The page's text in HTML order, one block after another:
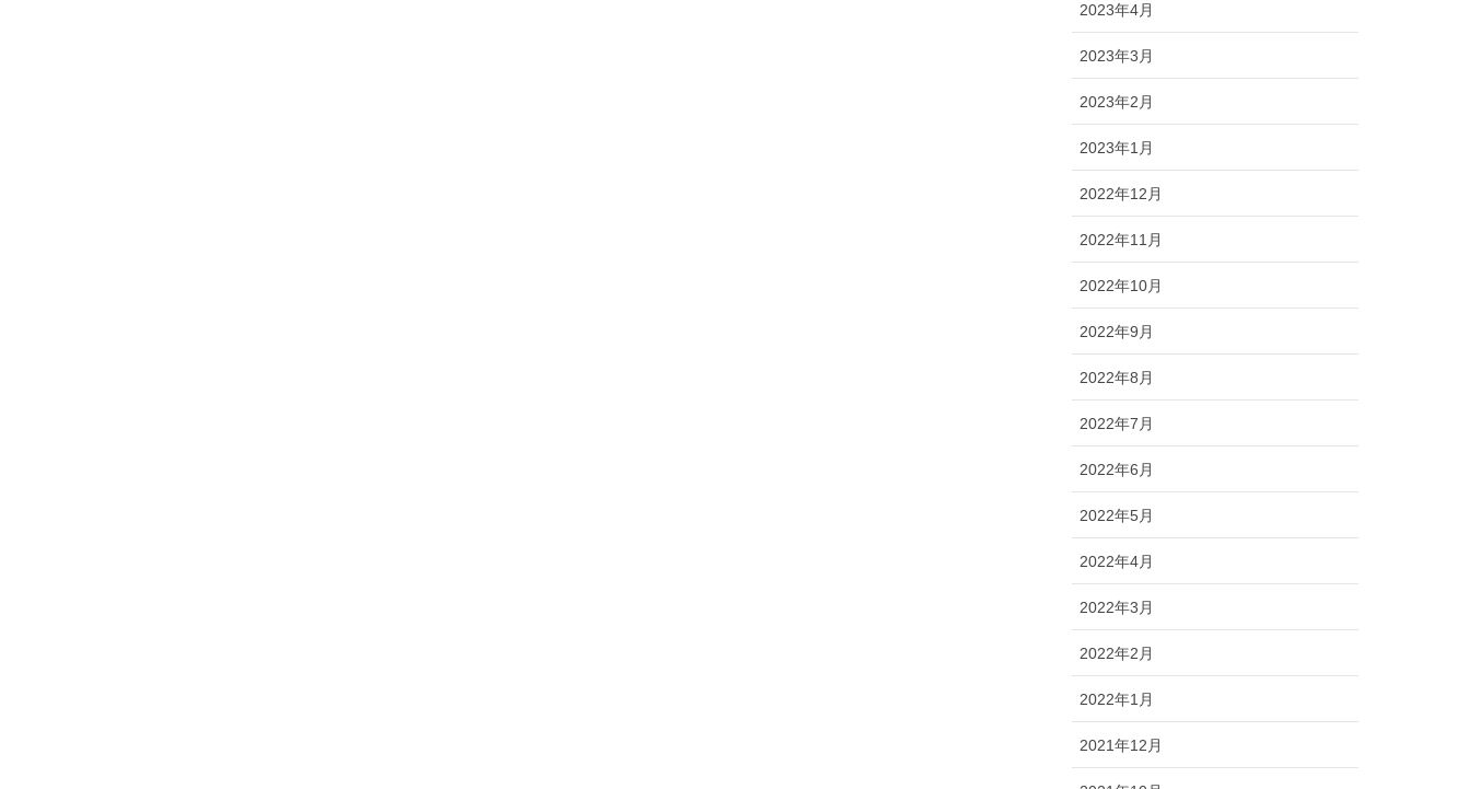
2023年4月
2023年3月
2023年2月
2023年1月
2022年12月
2022年11月
2022年10月
2022年9月
2022年8月
2022年7月
2022年6月
2022年5月
2022年4月
2022年3月
2022年2月
2022年1月
2021年12月